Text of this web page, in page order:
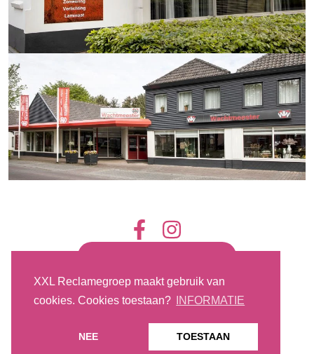
XXL Reclamegroep maakt gebruik van
cookies. Cookies toestaan?
INFORMATIE
NEE TOESTAAN
© 2026 XXL Reclamegroep|
<InDiv>Solutions B.V.